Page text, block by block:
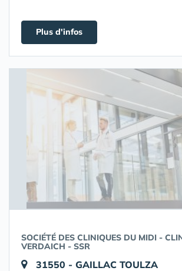
Plus d'infos
SOCIÉTÉ DES CLINIQUES DU MIDI -
VERDAICH - SSR
31550 - GAILLAC TOULZA